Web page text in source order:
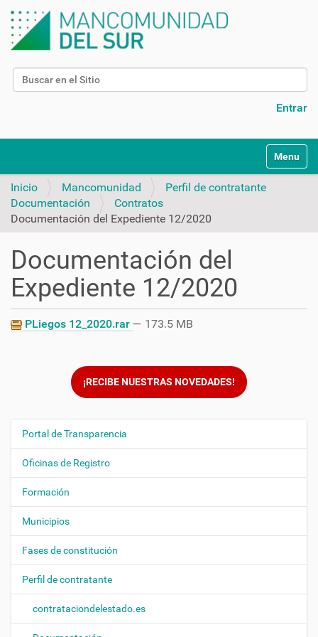
Buscar
Entrar
v
Toggle
Inicio Mancomunidad
Perfil de contratante
Documentación
Contratos
Documentación del Expediente 12/2020
Documentación del
Expediente 12/2020
PLiegos 12_2020.rar — 173.5 MB
¡RECIBE NUESTRAS NOVEDADES!
N
e
g
a
c
i
ó
n
Portal de Transparencia
Oficinas de Registro
Formación
Municipios
Fases de constitución
Perfil de contratante
contrataciondelestado.es